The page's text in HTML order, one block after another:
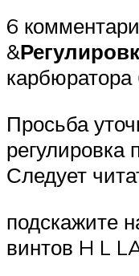
6
&
карбюратора
Просьба
регулировка
Следует
подскажите
винтов H L